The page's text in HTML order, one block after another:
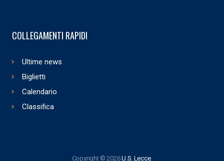
COLLEGAMENTI RAPIDI
Ultime news
Biglietti
Calendario
Classifica
Copyright © 2026U.S. Lecce.